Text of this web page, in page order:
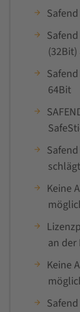
(32Bit)
64Bit
Keine
an der
Keine